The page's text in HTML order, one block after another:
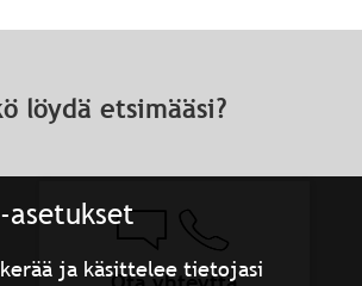
asetukset
kerää ja käsittelee tietojasi
löydä etsimääsi?